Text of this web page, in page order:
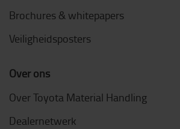
Brochures & whitepapers
Veiligheidsposters
Over ons
Over Toyota Material Handling
Dealernetwerk